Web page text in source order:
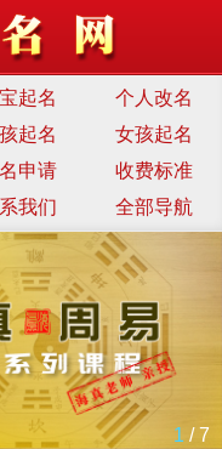
起名
个人改名
起名 女孩起名
申请
收费标准
我们 全部导航
1 / 7